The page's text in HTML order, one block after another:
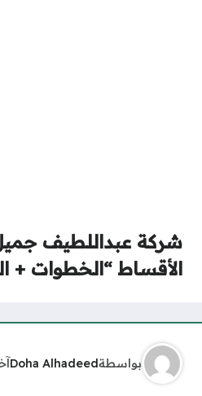
شركة عبداللطيف
الأقساط “الخطوات +
بواسطةDoha Alhadeed